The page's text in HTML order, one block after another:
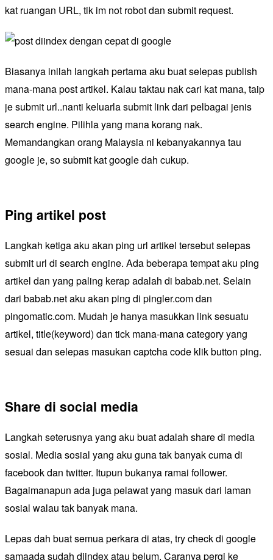
kat ruangan URL, tik im not robot dan submit request.
Biasanya inilah langkah pertama aku buat selepas publish
mana-mana post artikel. Kalau taktau nak cari kat mana, taip
je submit url..nanti keluarla submit link dari pelbagai jenis
search engine. Pilihla yang mana korang nak.
Memandangkan orang Malaysia ni kebanyakannya tau
google je, so submit kat google dah cukup.
Ping artikel post
Langkah ketiga aku akan ping url artikel tersebut selepas
submit url di search engine. Ada beberapa tempat aku ping
artikel dan yang paling kerap adalah di babab.net. Selain
dari babab.net aku akan ping di pingler.com dan
pingomatic.com. Mudah je hanya masukkan link sesuatu
artikel, title(keyword) dan tick mana-mana category yang
sesuai dan selepas masukan captcha code klik button ping.
Share di social media
Langkah seterusnya yang aku buat adalah share di media
sosial. Media sosial yang aku guna tak banyak cuma di
facebook dan twitter. Itupun bukanya ramai follower.
Bagaimanapun ada juga pelawat yang masuk dari laman
sosial walau tak banyak mana.
Lepas dah buat semua perkara di atas, try check di google
samaada sudah diindex atau belum. Caranya pergi ke